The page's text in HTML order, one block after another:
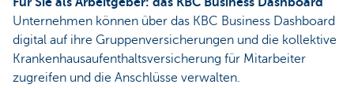
Unternehmen können über das KBC Business Dashboard
digital auf ihre Gruppenversicherungen und die kollektive
Krankenhausaufenthaltsversicherung für Mitarbeiter
zugreifen und die Anschlüsse verwalten.